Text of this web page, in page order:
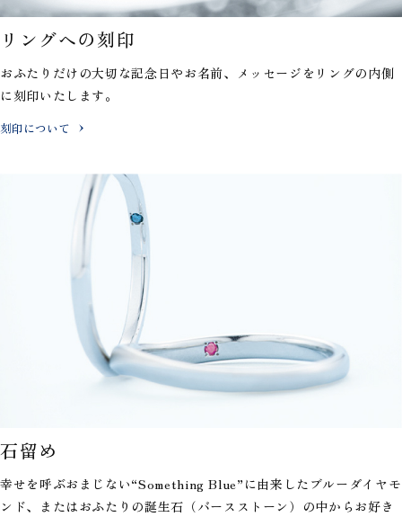
リングへの刻印
おふたりだけの大切な記念日やお名前、メッセージを リングの内側
に刻印いたします。
刻印について
石留め
幸せを呼ぶおまじない“Something Blue”に由来したブルーダイヤモ
ンド、またはおふたりの誕生石（バースストーン）の中からお好き